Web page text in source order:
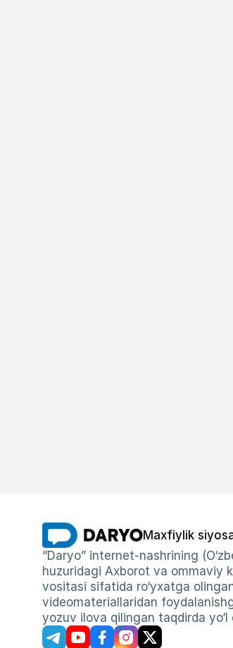
Maxfiylik
“Daryo” internet-nashrining
huzuridagi Axborot va ommaviy
vositasi sifatida ro‘yxatga
videomateriallaridan
yozuv ilova qilingan taqdirda yo‘l